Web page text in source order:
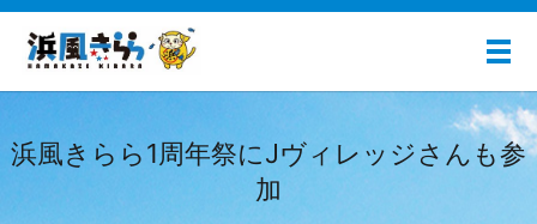
メ
浜風きらら1周年祭にJヴィレッジさんも参
加